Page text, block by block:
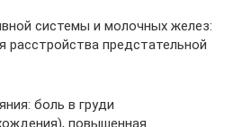
системы и молочных желез:
расстройства предстательной
боль в груди
повышенная